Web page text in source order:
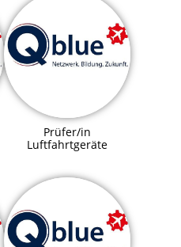
Prüfer/in
Luftfahrtgeräte